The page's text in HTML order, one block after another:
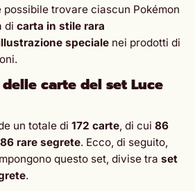
possibile trovare ciascun Pokémon
di carta in stile rara
speciale nei prodotti di
carte del set Luce
un totale di 172 carte, di cui 86
86 rare segrete. Ecco, di seguito,
questo set, divise tra set
.